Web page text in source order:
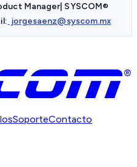
Manager| SYSCOM®
jorgesaenz@syscom.mx
SoporteContacto